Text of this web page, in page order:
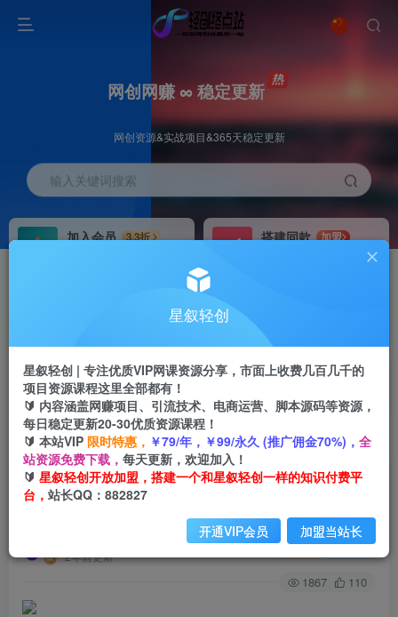
网创网赚 ∞ 稳定更新
网创资源&实战项目&365天稳定更新
输入关键词搜索
加入会员
3.3折
搭建同款
加盟
首页 创业课程 会员专属 正文
（9525期）超级爆品-36讲，7小时，36堂课，掌
握一套完整的爆品打造及引爆方法
2年前更新
关注 私信
1867 110
星叙轻创
星叙轻创 | 专注优质VIP网课资源分享，市面上收费几百几千的
项目资源课程这里全部都有！
🔰 内容涵盖网赚项目、引流技术、电商运营、脚本源码等资源，
每日稳定更新20-30优质资源课程！
🔰 本站VIP 限时特惠， ￥79/年，￥99/永久 (推广佣金70%)， 全
站资源免费下载， 每天更新，欢迎加入！
🔰 星叙轻创开放加盟，搭建一个和星叙轻创一样的知识付费平
台， 站长QQ：882827
开通VIP会员 加盟当站长